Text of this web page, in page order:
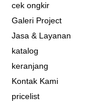
cek ongkir
Galeri Project
Jasa & Layanan
katalog
keranjang
Kontak Kami
pricelist